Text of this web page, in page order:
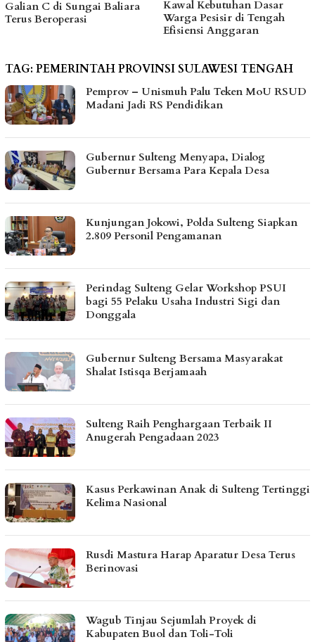
Kawal Kebutuhan Dasar
Warga Pesisir di Tengah
hingga Bantu Fasilitas
Tempat Ibadah Pakai Dana
Pribadi
TAG: PEMERINTAH PROVINSI SULAWESI TENGAH
Pemprov – Unismuh Palu Teken MoU RSUD
Madani Jadi RS Pendidikan
Gubernur Sulteng Menyapa, Dialog
Gubernur Bersama Para Kepala Desa
Kunjungan Jokowi, Polda Sulteng Siapkan
2.809 Personil Pengamanan
Perindag Sulteng Gelar Workshop PSUI
bagi 55 Pelaku Usaha Industri Sigi dan
Donggala
Gubernur Sulteng Bersama Masyarakat
Shalat Istisqa Berjamaah
Sulteng Raih Penghargaan Terbaik II
Anugerah Pengadaan 2023
Kasus Perkawinan Anak di Sulteng Tertinggi
Kelima Nasional
Rusdi Mastura Harap Aparatur Desa Terus
Berinovasi
Wagub Tinjau Sejumlah Proyek di
Kabupaten Buol dan Toli-Toli